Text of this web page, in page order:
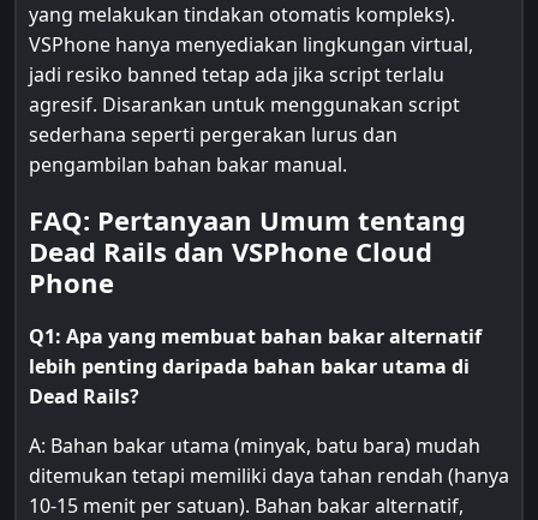
yang melakukan tindakan otomatis kompleks).
VSPhone hanya menyediakan lingkungan virtual,
jadi resiko banned tetap ada jika script terlalu
agresif. Disarankan untuk menggunakan script
sederhana seperti pergerakan lurus dan
pengambilan bahan bakar manual.
FAQ: Pertanyaan Umum tentang
Dead Rails dan VSPhone Cloud
Phone
Q1: Apa yang membuat bahan bakar alternatif
lebih penting daripada bahan bakar utama di
Dead Rails?
A: Bahan bakar utama (minyak, batu bara) mudah
ditemukan tetapi memiliki daya tahan rendah (hanya
10-15 menit per satuan). Bahan bakar alternatif,